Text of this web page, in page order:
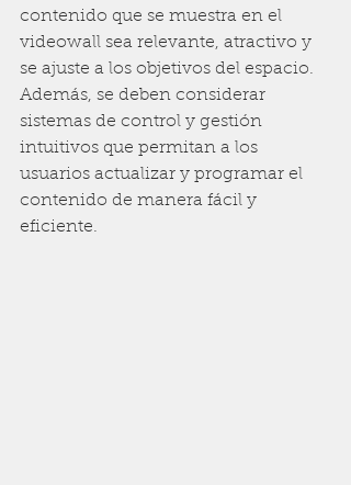
contenido que se muestra en el
videowall sea relevante, atractivo y
se ajuste a los objetivos del espacio.
Además, se deben considerar
sistemas de control y gestión
intuitivos que permitan a los
usuarios actualizar y programar el
contenido de manera fácil y
eficiente.